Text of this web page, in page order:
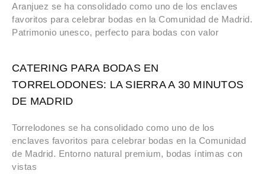
Aranjuez se ha consolidado como uno de los enclaves
favoritos para celebrar bodas en la Comunidad de Madrid.
Patrimonio unesco, perfecto para bodas con valor
CATERING PARA BODAS EN
TORRELODONES: LA SIERRA A 30 MINUTOS
DE MADRID
Torrelodones se ha consolidado como uno de los
enclaves favoritos para celebrar bodas en la Comunidad
de Madrid. Entorno natural premium, bodas íntimas con
vistas